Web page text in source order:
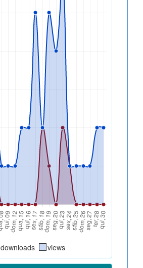
downloads views